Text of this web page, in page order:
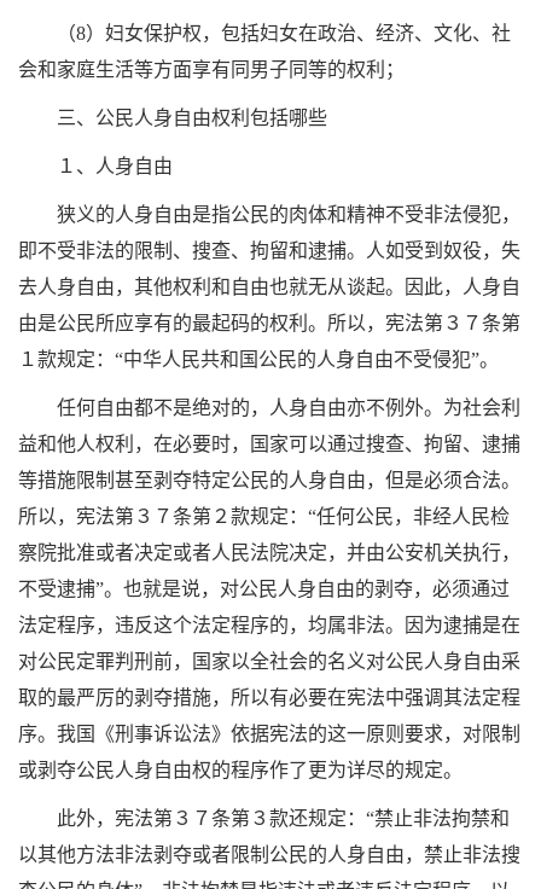
（8）妇女保护权，包括妇女在政治、经济、文化、社
会和家庭生活等方面享有同男子同等的权利；
三、公民人身自由权利包括哪些
１、人身自由
狭义的人身自由是指公民的肉体和精神不受非法侵犯，
即不受非法的限制、搜查、拘留和逮捕。人如受到奴役，失
去人身自由，其他权利和自由也就无从谈起。因此，人身自
由是公民所应享有的最起码的权利。所以，宪法第３７条第
１款规定：“中华人民共和国公民的人身自由不受侵犯”。
任何自由都不是绝对的，人身自由亦不例外。为社会利
益和他人权利，在必要时，国家可以通过搜查、拘留、逮捕
等措施限制甚至剥夺特定公民的人身自由，但是必须合法。
所以，宪法第３７条第２款规定：“任何公民，非经人民检
察院批准或者决定或者人民法院决定，并由公安机关执行，
不受逮捕”。也就是说，对公民人身自由的剥夺，必须通过
法定程序，违反这个法定程序的，均属非法。因为逮捕是在
对公民定罪判刑前，国家以全社会的名义对公民人身自由采
取的最严厉的剥夺措施，所以有必要在宪法中强调其法定程
序。我国《刑事诉讼法》依据宪法的这一原则要求，对限制
或剥夺公民人身自由权的程序作了更为详尽的规定。
此外，宪法第３７条第３款还规定：“禁止非法拘禁和
以其他方法非法剥夺或者限制公民的人身自由，禁止非法搜